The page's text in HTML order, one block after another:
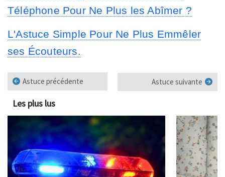
Téléphone Pour Ne Plus les Abîmer ?
L'Astuce Simple Pour Ne Plus Emmêler
ses Écouteurs.
Astuce précédente Astuce suivante
Les plus lus